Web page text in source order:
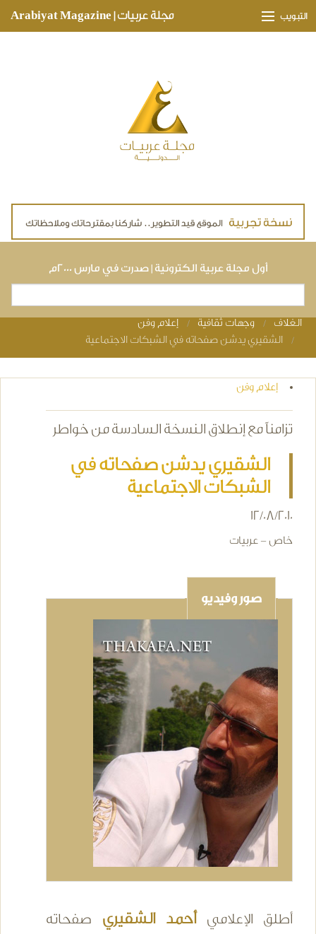
مجلة عربيات | Arabiyat Magazine التبويب
أول مجلة عربية الكترونية | صدرت في مارس ٢٠٠٠م
You are here
الغلاف وجهات ثقافية
إعلام وفن
الشقيري يدشن صفحاته في الشبكات الاجتماعية
إعلام وفن
تزامناً مع إنطلاق النسخة السادسة من خواطر
الشقيري يدشن صفحاته في
الشبكات الاجتماعية
12/08/2010
خاص - عربيات
صور وفيديو
أطلق الإعلاميأحمد الشقيري صفحاته